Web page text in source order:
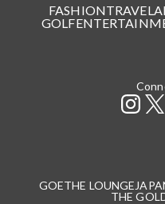
FASHIONTRAVEL
GOLF
GOETHE LOUNGE
THE